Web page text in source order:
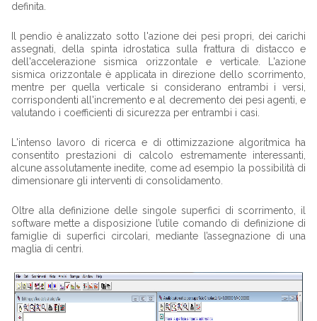
definita.
Il pendio è analizzato sotto l'azione dei pesi propri, dei carichi
assegnati, della spinta idrostatica sulla frattura di distacco e
dell'accelerazione sismica orizzontale e verticale. L'azione
sismica orizzontale è applicata in direzione dello scorrimento,
mentre per quella verticale si considerano entrambi i versi,
corrispondenti all'incremento e al decremento dei pesi agenti, e
valutando i coefficienti di sicurezza per entrambi i casi.
L'intenso lavoro di ricerca e di ottimizzazione algoritmica ha
consentito prestazioni di calcolo estremamente interessanti,
alcune assolutamente inedite, come ad esempio la possibilità di
dimensionare gli interventi di consolidamento.
Oltre alla definizione delle singole superfici di scorrimento, il
software mette a disposizione l’utile comando di definizione di
famiglie di superfici circolari, mediante l’assegnazione di una
maglia di centri.